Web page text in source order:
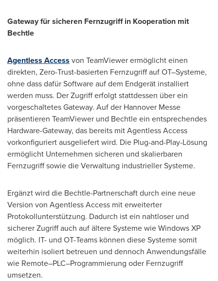
Gateway für sicheren Fernzugriff in Kooperation mit
Bechtle
Agentless Access von TeamViewer ermöglicht einen
direkten, Zero-Trust-basierten Fernzugriff auf OT–Systeme,
ohne dass dafür Software auf dem Endgerät installiert
werden muss. Der Zugriff erfolgt stattdessen über ein
vorgeschaltetes Gateway. Auf der Hannover Messe
präsentieren TeamViewer und Bechtle ein entsprechendes
Hardware-Gateway, das bereits mit Agentless Access
vorkonfiguriert ausgeliefert wird. Die Plug-and-Play-Lösung
ermöglicht Unternehmen sicheren und skalierbaren
Fernzugriff sowie die Verwaltung industrieller Systeme.
Ergänzt wird die Bechtle-Partnerschaft durch eine neue
Version von Agentless Access mit erweiterter
Protokollunterstützung. Dadurch ist ein nahtloser und
sicherer Zugriff auch auf ältere Systeme wie Windows XP
möglich. IT- und OT-Teams können diese Systeme somit
weiterhin isoliert betreuen und dennoch Anwendungsfälle
wie Remote–PLC–Programmierung oder Fernzugriff
umsetzen.